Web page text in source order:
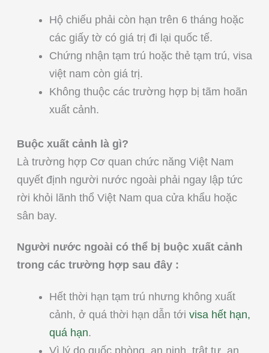
Hộ chiếu phải còn hạn trên 6 tháng hoặc
các giấy tờ có giá trị đi lại quốc tế.
Chứng nhận tạm trú hoặc thẻ tạm trú, visa
việt nam còn giá trị.
Không thuộc các trường hợp bị tãm hoãn
xuất cảnh.
Buộc xuất cảnh là gì?
Là trường hợp Cơ quan chức năng Việt Nam
quyết định người nước ngoài phải ngay lập tức
rời khỏi lãnh thổ Việt Nam qua cửa khẩu hoặc
sân bay.
Người nước ngoài có thể bị buộc xuất cảnh
trong các trường hợp sau đây :
Hết thời hạn tạm trú nhưng không xuất
cảnh, ở quá thời hạn dẫn tới visa hết hạn,
quá hạn.
Vì lý do quốc phòng, an ninh, trật tự, an